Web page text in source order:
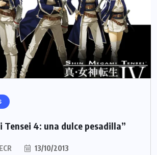
Tensei 4: una dulce pesadilla”
13/10/2013